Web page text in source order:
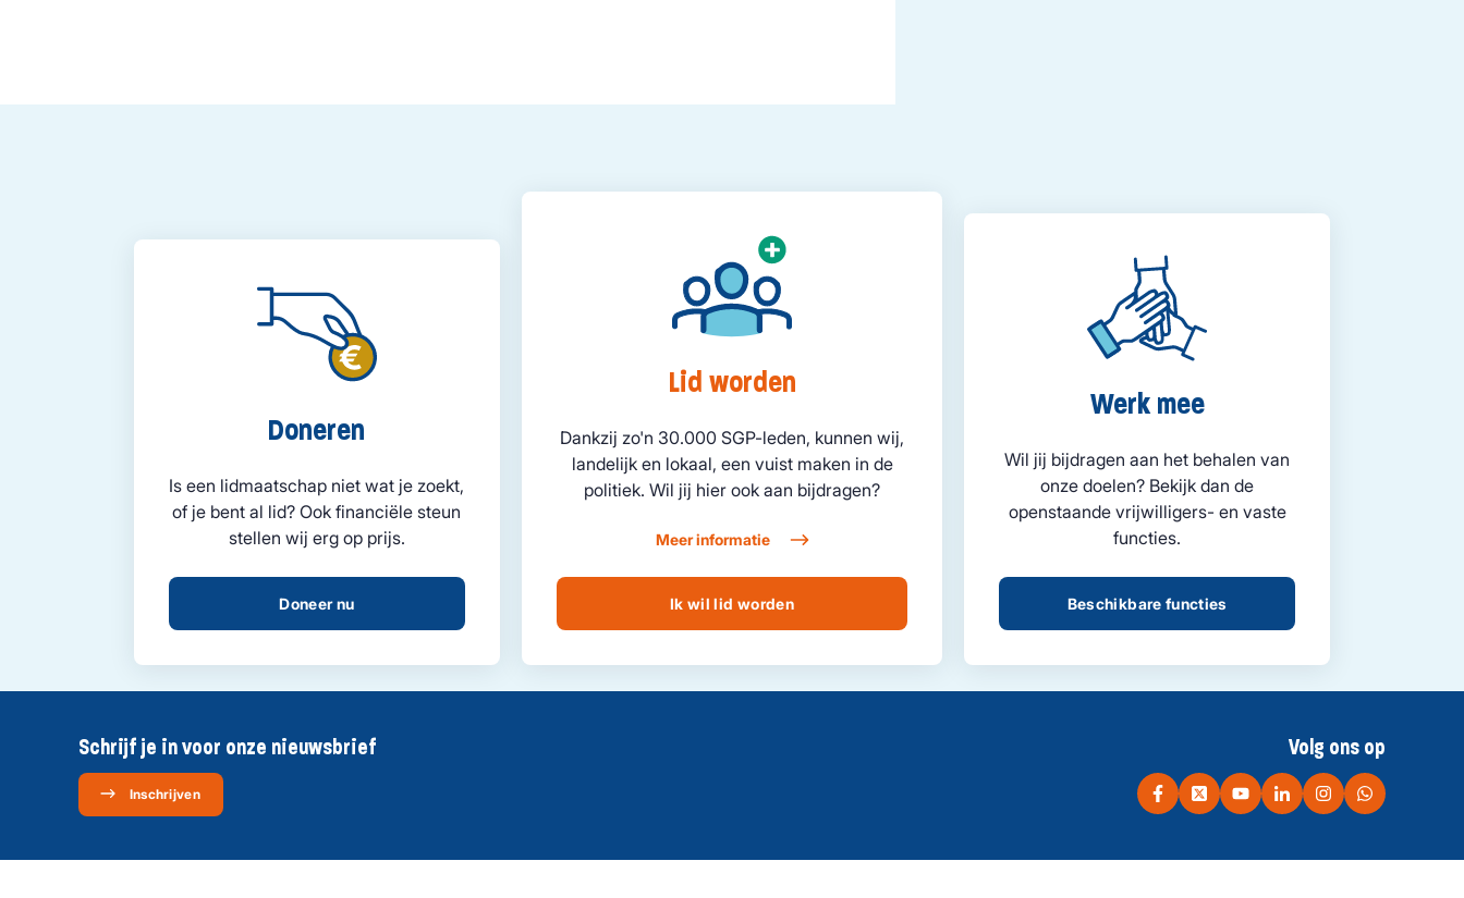
Lid worden
Dankzij zo'n 30.000 SGP-leden, kunnen wij,
landelijk en lokaal, een vuist maken in de
politiek. Wil jij hier ook aan bijdragen?
Meer informatie
Ik wil lid worden
Doneren
Is een lidmaatschap niet wat je zoekt,
of je bent al lid? Ook financiële steun
stellen wij erg op prijs.
Doneer nu
Werk mee
Wil jij bijdragen aan het behalen van
onze doelen? Bekijk dan de
openstaande vrijwilligers- en vaste
functies.
Beschikbare functies
Schrijf je in voor onze nieuwsbrief
Inschrijven
Volg ons op